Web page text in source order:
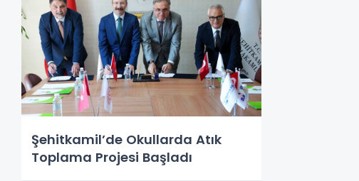
Şehitkamil’de Okullarda Atık
Toplama Projesi Başladı